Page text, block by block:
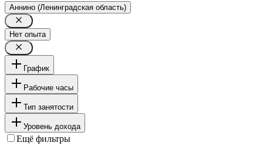
Аннино (Ленинградская область)
Нет опыта
График
Рабочие часы
Тип занятости
Уровень дохода
Ещё фильтры